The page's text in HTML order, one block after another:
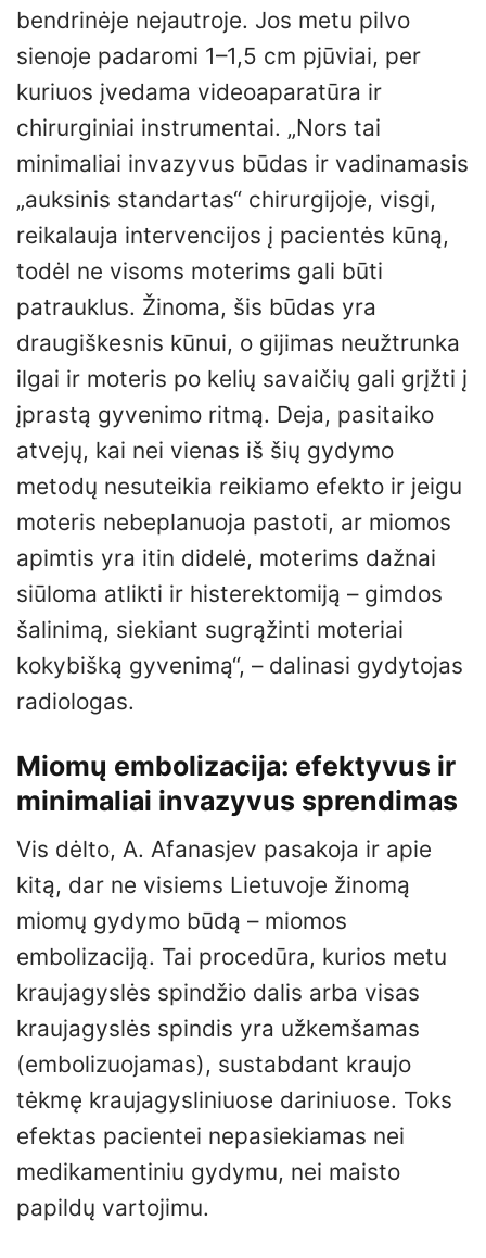
bendrinėje nejautroje. Jos metu pilvo
sienoje padaromi 1–1,5 cm pjūviai, per
kuriuos įvedama videoaparatūra ir
chirurginiai instrumentai. „Nors tai
minimaliai invazyvus būdas ir vadinamasis
„auksinis standartas“ chirurgijoje, visgi,
reikalauja intervencijos į pacientės kūną,
todėl ne visoms moterims gali būti
patrauklus. Žinoma, šis būdas yra
draugiškesnis kūnui, o gijimas neužtrunka
ilgai ir moteris po kelių savaičių gali grįžti į
įprastą gyvenimo ritmą. Deja, pasitaiko
atvejų, kai nei vienas iš šių gydymo
metodų nesuteikia reikiamo efekto ir jeigu
moteris nebeplanuoja pastoti, ar miomos
apimtis yra itin didelė, moterims dažnai
siūloma atlikti ir histerektomiją – gimdos
šalinimą, siekiant sugrąžinti moteriai
kokybišką gyvenimą“, – dalinasi gydytojas
radiologas.
Miomų embolizacija: efektyvus ir
minimaliai invazyvus sprendimas
Vis dėlto, A. Afanasjev pasakoja ir apie
kitą, dar ne visiems Lietuvoje žinomą
miomų gydymo būdą – miomos
embolizaciją. Tai procedūra, kurios metu
kraujagyslės spindžio dalis arba visas
kraujagyslės spindis yra užkemšamas
(embolizuojamas), sustabdant kraujo
tėkmę kraujagysliniuose dariniuose. Toks
efektas pacientei nepasiekiamas nei
medikamentiniu gydymu, nei maisto
papildų vartojimu.